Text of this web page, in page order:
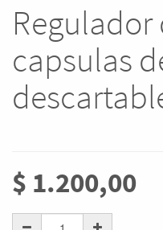
Regulador
capsulas
$ 1.200,00